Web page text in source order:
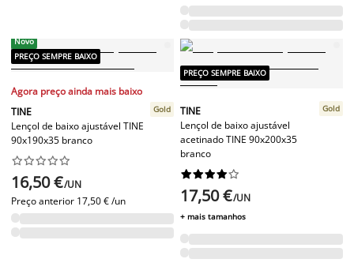
Novo
PREÇO SEMPRE BAIXO
Agora preço ainda mais baixo
TINE
Lençol de baixo ajustável TINE
90x190x35 branco
Gold






16,50 €/UN
Preço anterior 17,50 € /un
PREÇO SEMPRE BAIXO
TINE
Lençol de baixo ajustável
acetinado TINE 90x200x35
branco
Gold






17,50 €/UN
+ mais tamanhos